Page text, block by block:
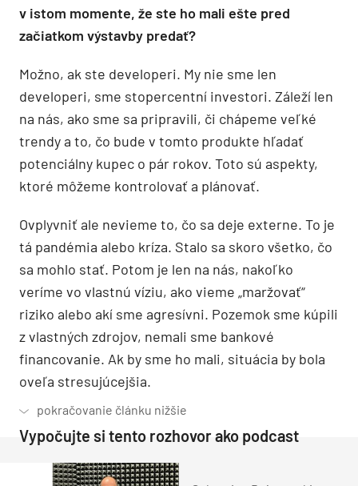
v istom momente, že ste ho mali ešte pred
začiatkom výstavby predať?
Možno, ak ste developeri. My nie sme len
developeri, sme stopercentní investori. Záleží len
na nás, ako sme sa pripravili, či chápeme veľké
trendy a to, čo bude v tomto produkte hľadať
potenciálny kupec o pár rokov. Toto sú aspekty,
ktoré môžeme kontrolovať a plánovať.
Ovplyvniť ale nevieme to, čo sa deje externe. To je
tá pandémia alebo kríza. Stalo sa skoro všetko, čo
sa mohlo stať. Potom je len na nás, nakoľko
veríme vo vlastnú víziu, ako vieme „maržovať“
riziko alebo akí sme agresívni. Pozemok sme kúpili
z vlastných zdrojov, nemali sme bankové
financovanie. Ak by sme ho mali, situácia by bola
oveľa stresujúcejšia.
Vypočujte si tento rozhovor ako podcast